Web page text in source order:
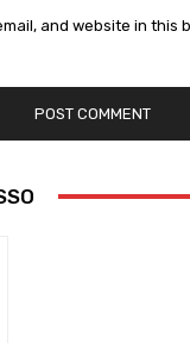
and website in this